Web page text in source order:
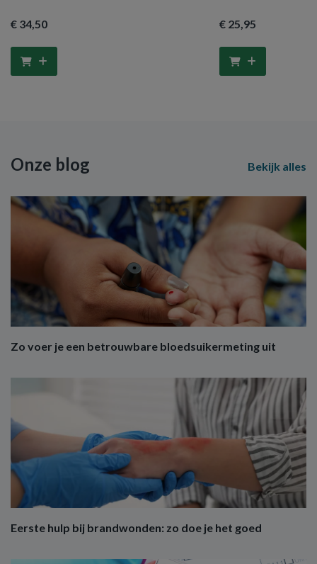
€ 34 ,50 € 25 ,95
Onze blog Bekijk alles
Zo voer je een betrouwbare bloedsuikermeting uit
Eerste hulp bij brandwonden: zo doe je het goed